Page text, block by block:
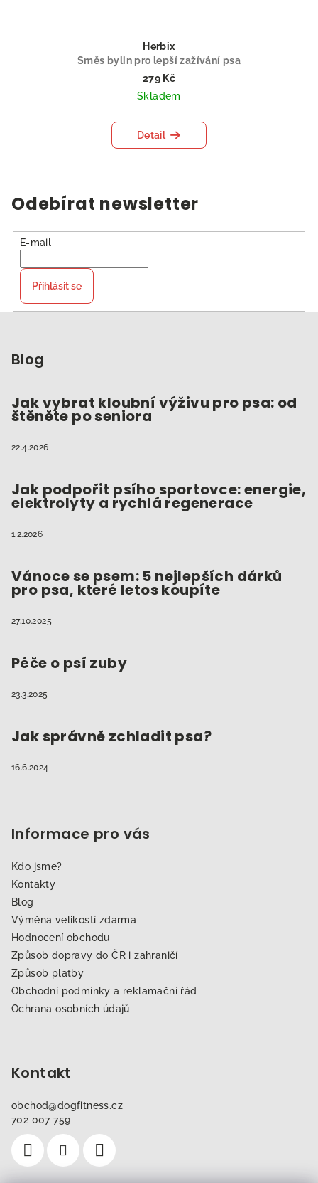
Herbix
Směs bylin pro lepší zažívání psa
279 Kč
Skladem
Detail
Odebírat newsletter
E-mail
Přihlásit se
Blog
Jak vybrat kloubní výživu pro psa: od
štěněte po seniora
22.4.2026
Jak podpořit psího sportovce: energie,
elektrolyty a rychlá regenerace
1.2.2026
Vánoce se psem: 5 nejlepších dárků
pro psa, které letos koupíte
27.10.2025
Péče o psí zuby
23.3.2025
Jak správně zchladit psa?
16.6.2024
Informace pro vás
Kdo jsme?
Kontakty
Blog
Výměna velikostí zdarma
Hodnocení obchodu
Způsob dopravy do ČR i zahraničí
Způsob platby
Obchodní podmínky a reklamační řád
Ochrana osobních údajů
Kontakt
obchod@dogfitness.cz
702 007 759